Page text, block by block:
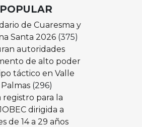
de Cuaresma y
Santa 2026 (375)
autoridades
de alto poder
táctico en Valle
(296)
registro para la
dirigida a
de 14 a 29 años